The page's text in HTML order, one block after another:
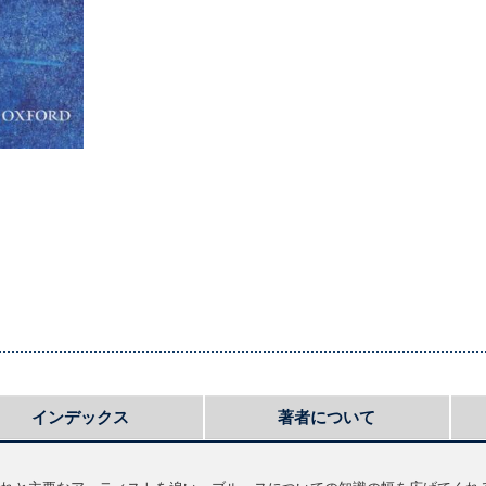
インデックス 著者について